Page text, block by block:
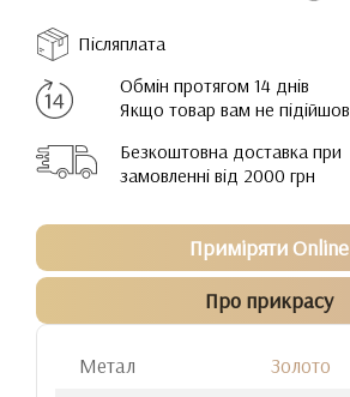
Післяплата
Обмін протягом 14 днів
Якщо товар вам не підійшов
Безкоштовна доставка при
замовленні від 2000 грн
Приміряти Online
Про прикрасу
Метал
Золото